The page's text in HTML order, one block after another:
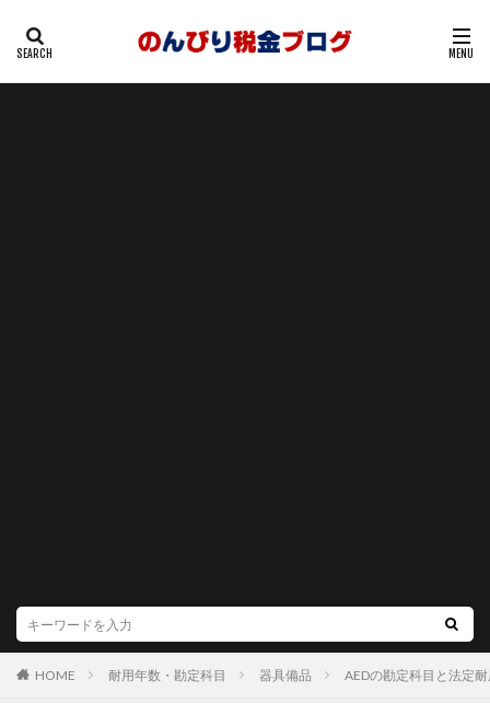
HOME 耐用年数・勘定科目 器具備品 AEDの勘定科目と法定